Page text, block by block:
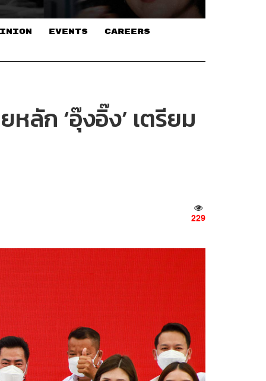
EVENTS CAREERS
ลัก ‘อุ๊งอิ๊ง’ เตรียม
229